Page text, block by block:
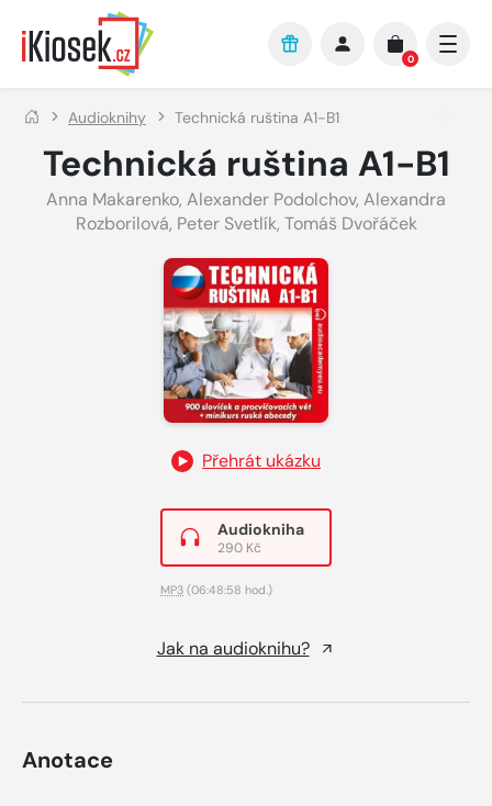
Přejít na hlavní obsah
0
Audioknihy Technická ruština A1-B1
Technická ruština A1-B1
Anna Makarenko, Alexander Podolchov, Alexandra
Rozborilová, Peter Svetlík, Tomáš Dvořáček
Přehrát ukázku
Audiokniha
290 Kč
MP3 (06:48:58 hod.)
Jak na audioknihu?
Anotace